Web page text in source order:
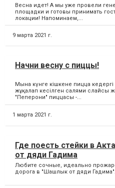
Весна идет! А мы уже провели
площадки и готовы принимать
локации! Напоминаем,...
9 марта 2021 г.
Начни весну с пиццы!
Мына күнге кішкене пицца
жұқалап кесілген салями слайсы
"Пеперони" пиццасы -...
1 марта 2021 г.
Где поесть стейки в
от дяди Гадима
Любите сочные, идеально
дорога в "Шашлык от дяди